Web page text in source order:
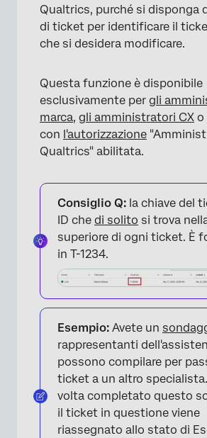
Qualtrics, purché si disponga
di ticket per identificare il
che si desidera modificare.
Questa funzione è disponibile
esclusivamente per gli
marca, gli amministratori CX o
con l'autorizzazione
Qualtrics" abilitata.
Consiglio Q: la chiave del
ID che di solito si trova
superiore di ogni ticket. È
in T-1234.
Esempio: Avete un
rappresentanti
possono compilare per
ticket a un altro
volta completato questo
il ticket in questione viene
riassegnato allo stato di